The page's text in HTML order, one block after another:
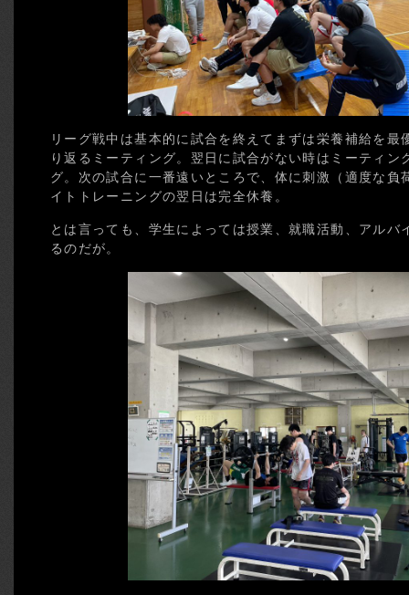
リーグ戦中は基本的に試合を終えてまずは栄養補給を最
り返るミーティング。翌日に試合がない時はミーティン
グ。次の試合に一番遠いところで、体に刺激（適度な負
イトトレーニングの翌日は完全休養。
とは言っても、学生によっては授業、就職活動、アルバ
るのだが。